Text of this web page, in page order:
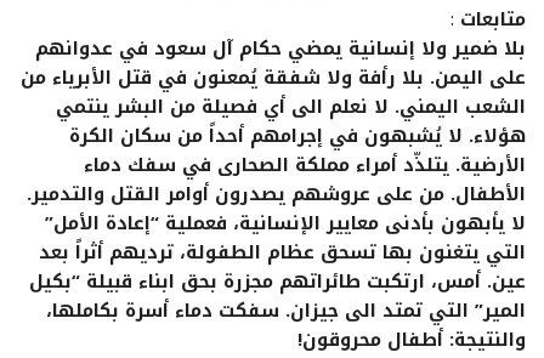
متابعات :
بلا ضمير ولا إنسانية يمضي حكام آل سعود في عدوانهم
على اليمن. بلا رأفة ولا شفقة يُمعنون في قتل الأبرياء من
الشعب اليمني. لا نعلم الى أي فصيلة من البشر ينتمي
هؤلاء. لا يُشبهون في إجرامهم أحداً من سكان الكرة
الأرضية. يتلذّد أمراء مملكة الصحارى في سفك دماء
الأطفال. من على عروشهم يصدرون أوامر القتل والتدمير.
لا يأبهون بأدنى معايير الإنسانية، فعملية “إعادة الأمل”
التي يتغنون بها تسحق عظام الطفولة، ترديهم أثراً بعد
عين. أمس، ارتكبت طائراتهم مجزرة بحق ابناء قبيلة “بكيل
المير” التي تمتد الى جيزان. سفكت دماء أسرة بكاملها،
والنتيجة: أطفال محروقون!